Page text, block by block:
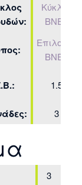
Κύκλος
ΒΝΕΣ
Επιλογής
ΒΝΕΣ
1.5
3
3